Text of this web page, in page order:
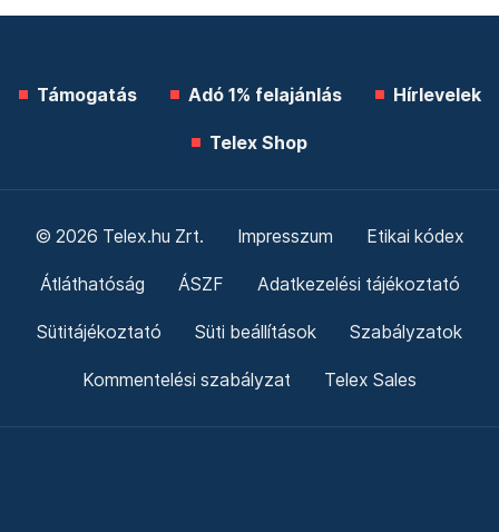
Támogatás Adó 1% felajánlás Hírlevelek
Telex Shop
© 2026 Telex.hu Zrt. Impresszum Etikai kódex
Átláthatóság ÁSZF Adatkezelési tájékoztató
Sütitájékoztató Süti beállítások Szabályzatok
Kommentelési szabályzat Telex Sales